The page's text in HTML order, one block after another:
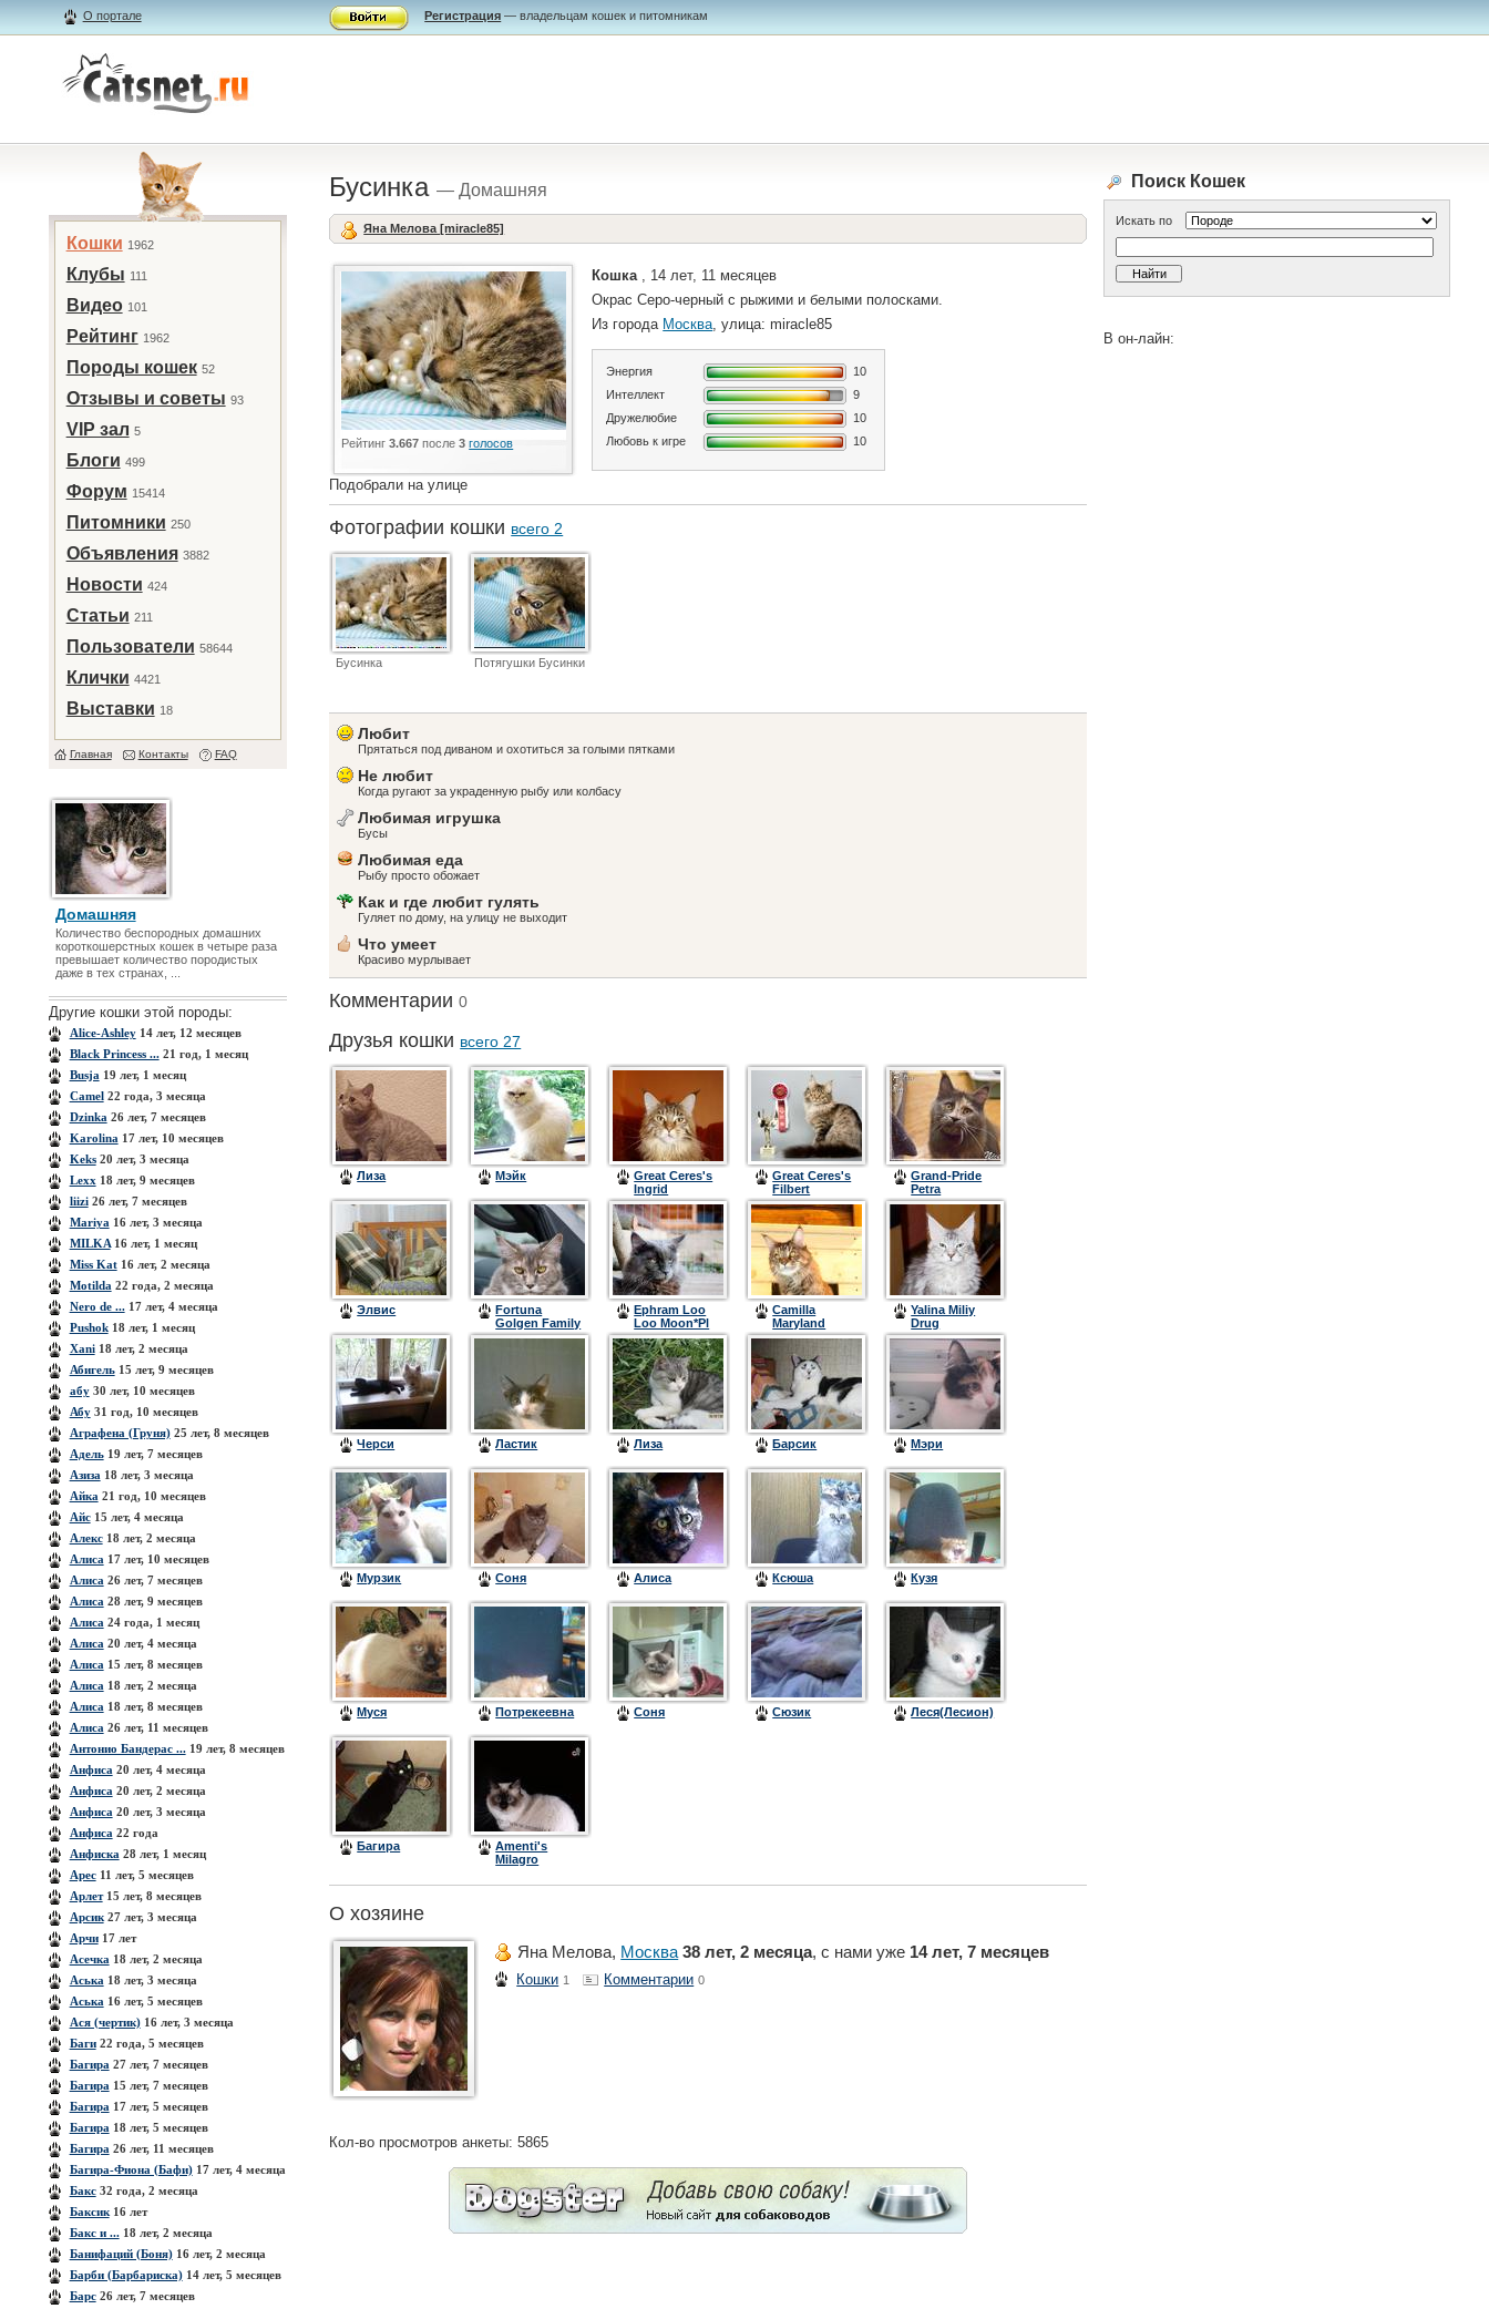
О портале Регистрация — владельцам кошек и питомникам
Кошки 1962
Клубы 111
Видео 101
Рейтинг 1962
Породы кошек 52
Отзывы и советы 93
VIP зал 5
Блоги 499
Форум 15414
Питомники 250
Объявления 3882
Новости 424
Статьи 211
Пользователи 58644
Клички 4421
Выставки 18
Главная Контакты FAQ
Домашняя
Количество беспородных домашних
короткошерстных кошек в четыре раза
превышает количество породистых
даже в тех странах, ...
Другие кошки этой породы:
Alice-Ashley14 лет, 12 месяцев
Black Princess ...21 год, 1 месяц
Busja 19 лет, 1 месяц
Camel22 года, 3 месяца
Dzinka 26 лет, 7 месяцев
Karolina 17 лет, 10 месяцев
Keks20 лет, 3 месяца
Lexx 18 лет, 9 месяцев
liizi26 лет, 7 месяцев
Mariya 16 лет, 3 месяца
MILKA16 лет, 1 месяц
Miss Kat16 лет, 2 месяца
Motilda 22 года, 2 месяца
Nero de ...17 лет, 4 месяца
Pushok18 лет, 1 месяц
Xanі18 лет, 2 месяца
Абигель15 лет, 9 месяцев
абу30 лет, 10 месяцев
Абу31 год, 10 месяцев
Аграфена (Груня)25 лет, 8 месяцев
Адель19 лет, 7 месяцев
Азиза 18 лет, 3 месяца
Айка 21 год, 10 месяцев
Айс15 лет, 4 месяца
Алекс18 лет, 2 месяца
Алиса 17 лет, 10 месяцев
Алиса 26 лет, 7 месяцев
Алиса 28 лет, 9 месяцев
Алиса 24 года, 1 месяц
Алиса 20 лет, 4 месяца
Алиса 15 лет, 8 месяцев
Алиса 18 лет, 2 месяца
Алиса 18 лет, 8 месяцев
Алиса 26 лет, 11 месяцев
Антонио Бандерас ...19 лет, 8 месяцев
Анфиса 20 лет, 4 месяца
Анфиса 20 лет, 2 месяца
Анфиса 20 лет, 3 месяца
Анфиса 22 года
Анфиска 28 лет, 1 месяц
Арес11 лет, 5 месяцев
Арлет15 лет, 8 месяцев
Арсик27 лет, 3 месяца
Арчи17 лет
Асечка 18 лет, 2 месяца
Аська 18 лет, 3 месяца
Аська 16 лет, 5 месяцев
Ася (чертик)16 лет, 3 месяца
Баги22 года, 5 месяцев
Багира 27 лет, 7 месяцев
Багира 15 лет, 7 месяцев
Багира 17 лет, 5 месяцев
Багира 18 лет, 5 месяцев
Багира 26 лет, 11 месяцев
Багира-Фиона (Бафи)17 лет, 4 месяца
Бакс32 года, 2 месяца
Баксик16 лет
Бакс и ...18 лет, 2 месяца
Банифаций (Боня)16 лет, 2 месяца
Барби (Барбариска)14 лет, 5 месяцев
Барс26 лет, 7 месяцев
Бусинка— Домашняя
Яна Мелова [miracle85]
Рейтинг3.667 после3 голосов
Кошка , 14 лет, 11 месяцев
Окрас Серо-черный с рыжими и белыми полосками.
Из города Москва, улица: miracle85
Энергия
10
Интеллект
9
Дружелюбие
10
Любовь к игре
10
Подобрали на улице
Фотографии кошки всего 2
Бусинка Потягушки Бусинки
Любит
Прятаться под диваном и охотиться за голыми пятками
Не любит
Когда ругают за украденную рыбу или колбасу
Любимая игрушка
Бусы
Любимая еда
Рыбу просто обожает
Как и где любит гулять
Гуляет по дому, на улицу не выходит
Что умеет
Красиво мурлывает
Комментарии0
Друзья кошки всего 27
Лиза Мэйк
Great Ceres's
Ingrid
Great Ceres's
Filbert
Grand-Pride
Petra
Элвис
Fortuna
Golgen Family
Ephram Loo
Loo Moon*Pl
Camilla
Maryland
Yalina Miliy
Drug
Черси Ластик Лиза Барсик Мэри
Мурзик Соня Алиса Ксюша Кузя
Муся Потрекеевна Соня Сюзик Леся(Лесион)
Багира
Amenti's
Milagro
О хозяине
Яна Мелова, Москва 38 лет, 2 месяца, с нами уже 14 лет, 7 месяцев
Кошки 1 Комментарии 0
Кол-во просмотров анкеты: 5865
Поиск Кошек
Искать по
В он-лайн: